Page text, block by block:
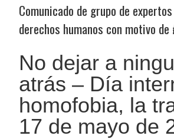
Comunicado de grupo de
derechos humanos con motivo de
No dejar a
atrás – Día
homofobia, la
17 de mayo de